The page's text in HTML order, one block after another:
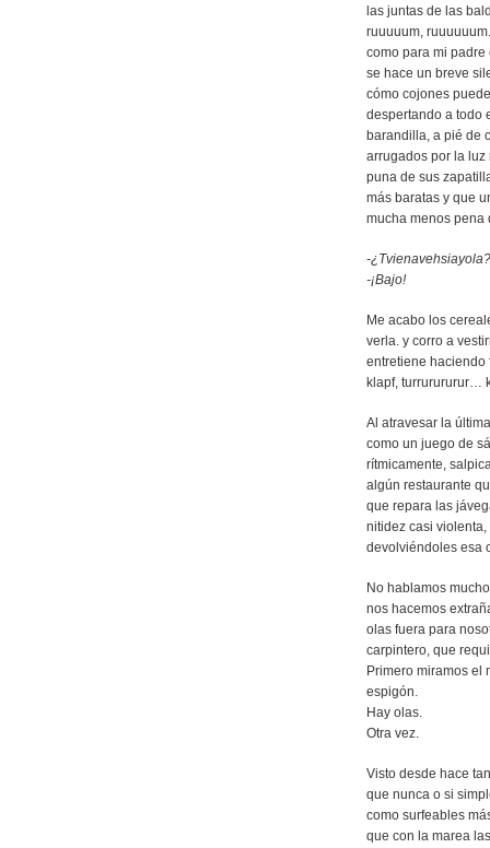
las juntas de las
ruuuuum,
como para mi
se hace un breve
cómo cojones
despertando a todo
barandilla, a pié de
arrugados por la
puna de sus
más baratas y que
mucha menos pena
-¿Tvienavehsiayola?
-¡Bajo!
Me acabo los
verla. y corro a
entretiene haciendo
klapf, turrurururur…
Al atravesar la
como un juego de
rítmicamente,
algún restaurante
que repara las
nitidez casi
devolviéndoles esa
No hablamos
nos hacemos
olas fuera para
carpintero, que
Primero miramos el
espigón.
Hay olas.
Otra vez.
Visto desde hace
que nunca o si
como surfeables
que con la marea